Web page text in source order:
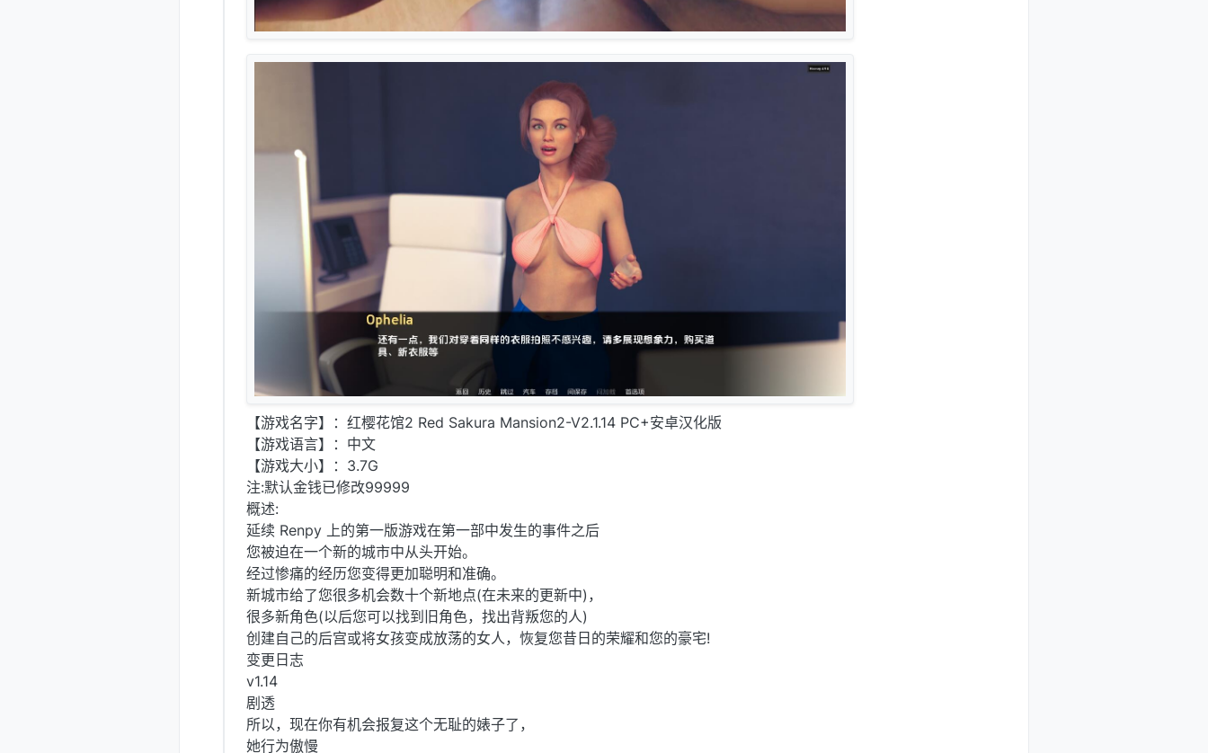
【游戏名字】：红樱花馆2 Red Sakura Mansion2-V2.1.14 PC+安卓汉化版
【游戏语言】：中文
【游戏大小】：3.7G
注:默认金钱已修改99999
概述:
延续 Renpy 上的第一版游戏在第一部中发生的事件之后
您被迫在一个新的城市中从头开始。
经过惨痛的经历您变得更加聪明和准确。
新城市给了您很多机会数十个新地点(在未来的更新中)，
很多新角色(以后您可以找到旧角色，找出背叛您的人)
创建自己的后宫或将女孩变成放荡的女人，恢复您昔日的荣耀和您的豪宅!
变更日志
v1.14
剧透
所以，现在你有机会报复这个无耻的婊子了，
她行为傲慢